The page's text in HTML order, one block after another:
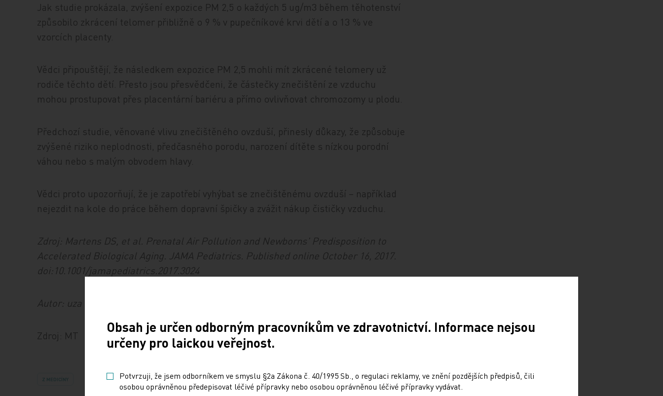
Jak studie prokázala, zvýšení expozice PM 2,5 o každých 5 ug/m3 během těhotenství
způsobilo zkrácení telomer přibližně o 9 % v pupečníkové krvi dětí a o 13 % ve
vzorcích placenty.
Vědci připouštějí, že následkem expozice PM 2,5 mohli mít zkrácené telomery už
rodiče těchto dětí. Přesto jsou přesvědčeni, že částečky znečištění ze vzduchu
mohou prostupovat přes placentární bariéru a přímo ovlivňovat chromozomy u plodu.
Předchozí studie, věnované vlivu znečištěného ovzduší, přinesly důkazy, že způsobuje
zvýšené riziko neplodnosti, předčasného porodu, narození dítěte s nízkou porodní
váhou nebo s malým obvodem hlavy.
Vědci proto upozorňují, že je zapotřebí vyhýbat se znečištěnému ovzduší – například
nejezdit na kole do práce během dopravní špičky a zvážit nákup čističky vzduchu.
Zdroj: Martens DS, et al. Prenatal Air Pollution and Newborns' Predisposition to
Accelerated Biological Aging. JAMA Pediatrics. Published online October 16, 2017.
doi:10.1001/jamapediatrics.2017.3024
Autor: uza
Zdroj: MT
Z MEDICÍNY Sdílejte článek
Obsah je určen odborným pracovníkům ve zdravotnictví. Informace nejsou
určeny pro laickou veřejnost.
Potvrzuji, že jsem odborníkem ve smyslu §2a Zákona č. 40/1995 Sb., o regulaci reklamy, ve znění pozdějších předpisů, čili
osobou oprávněnou předepisovat léčivé přípravky nebo osobou oprávněnou léčivé přípravky vydávat.